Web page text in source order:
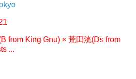
from King Gnu) × 荒田洸(Ds from
...